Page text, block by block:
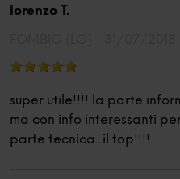
lorenzo T.
super utile!!!! la parte
ma con info interessanti
parte tecnica...il top!!!!